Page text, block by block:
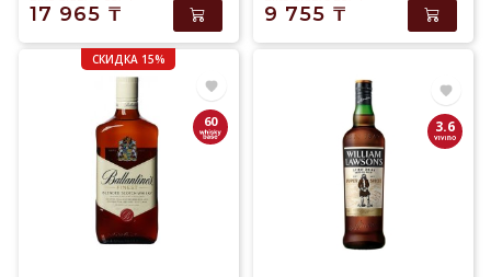
17 965 ₸ 9 755 ₸
СКИДКА 15%
60 3.6